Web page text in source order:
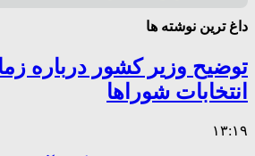
داغ ترین نوشته ها
توضیح وزیر کشور درباره
انتخابات شوراها
۱۳:۱۹